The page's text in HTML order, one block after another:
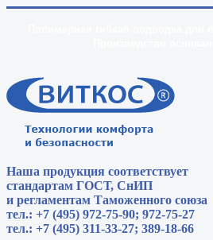
Наша продукция соответствует
стандартам ГОСТ, СнИП
и регламентам Таможенного союза
тел.: +7 (495) 972-75-90; 972-75-27
тел.: +7 (495) 311-33-27; 389-18-66